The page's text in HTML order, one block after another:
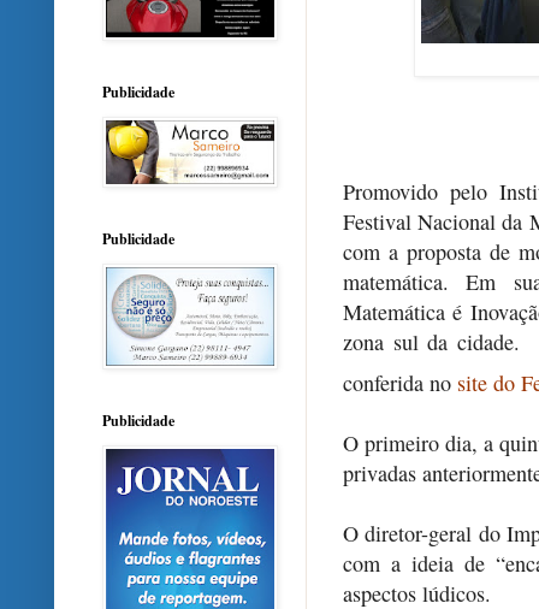
Promovido pelo
Festival Nacional da
com a proposta de
matemática. Em
Matemática é
zona sul da cidade.
conferida no site do
O primeiro dia, a
privadas
O diretor-geral do
com a ideia de
aspectos lúdicos.
Publicidade
Publicidade
Publicidade